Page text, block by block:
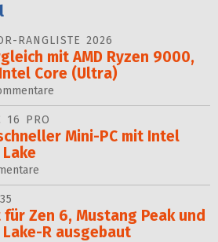
RANGLISTE 2026
mit AMD Ryzen 9000,
Core (Ultra)
16 PRO
Mini-PC mit Intel
Zen 6, Mustang Peak und
R ausgebaut